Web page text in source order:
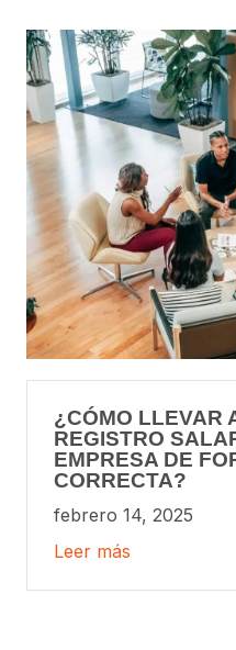
¿CÓMO LLEVAR
REGISTRO
EMPRESA DE
CORRECTA?
febrero 14, 2025
Leer más